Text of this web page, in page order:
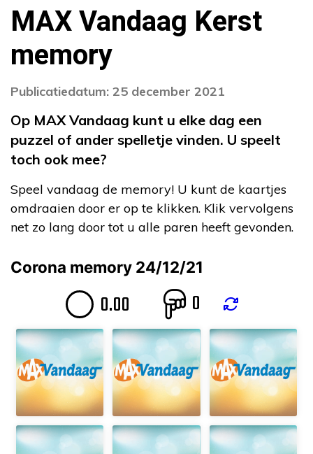
MAX Vandaag Kerst
memory
Publicatiedatum: 25 december 2021
Op MAX Vandaag kunt u elke dag een
puzzel of ander spelletje vinden. U speelt
toch ook mee?
Speel vandaag de memory! U kunt de kaartjes
omdraaien door er op te klikken. Klik vervolgens
net zo lang door tot u alle paren heeft gevonden.